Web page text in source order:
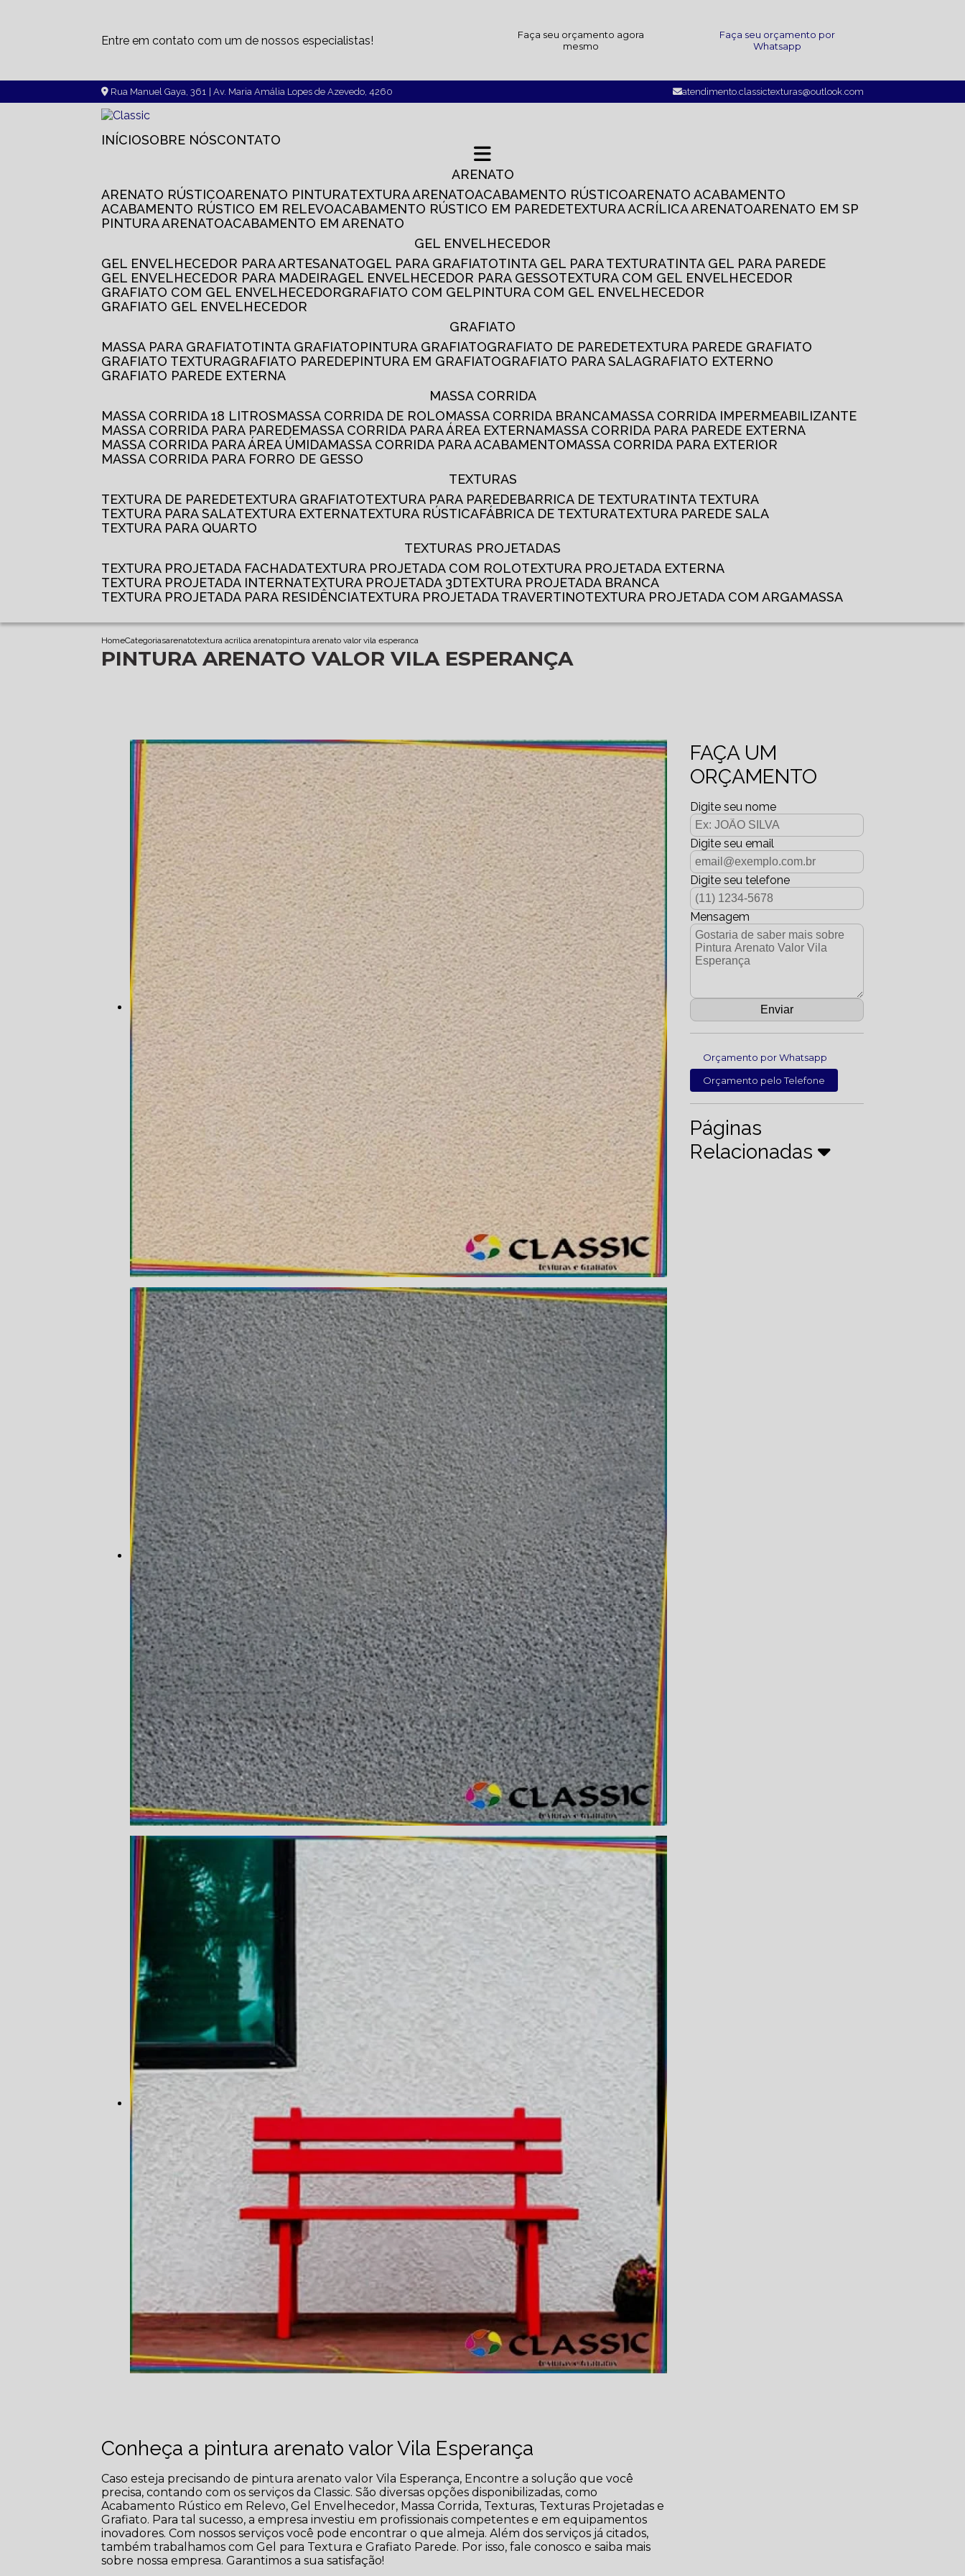
Entre em contato com um de nossos especialistas!
Faça seu orçamento agora
mesmo
Faça seu orçamento por
Whatsapp
Rua Manuel Gaya, 361 | Av. Maria Amália Lopes de Azevedo, 4260 atendimento.classictexturas@outlook.com
INÍCIO SOBRE NÓS CONTATO
ARENATO
ARENATO RÚSTICO
ARENATO PINTURA TEXTURA ARENATO ACABAMENTO RÚSTICO
ARENATO ACABAMENTO
ACABAMENTO RÚSTICO EM RELEVO
ACABAMENTO RÚSTICO EM PAREDE TEXTURA ACRÍLICA ARENATO
ARENATO EM SP
PINTURA ARENATO
ACABAMENTO EM ARENATO
GEL ENVELHECEDOR
GEL ENVELHECEDOR PARA ARTESANATO
GEL PARA GRAFIATO TINTA GEL PARA TEXTURA
TINTA GEL PARA PAREDE
GEL ENVELHECEDOR PARA MADEIRA
GEL ENVELHECEDOR PARA GESSO
TEXTURA COM GEL ENVELHECEDOR
GRAFIATO COM GEL ENVELHECEDOR
GRAFIATO COM GEL
PINTURA COM GEL ENVELHECEDOR
GRAFIATO GEL ENVELHECEDOR
GRAFIATO
MASSA PARA GRAFIATO
TINTA GRAFIATO PINTURA GRAFIATO GRAFIATO DE PAREDE
TEXTURA PAREDE GRAFIATO
GRAFIATO TEXTURA
GRAFIATO PAREDE PINTURA EM GRAFIATO GRAFIATO PARA SALA
GRAFIATO EXTERNO
GRAFIATO PAREDE EXTERNA
MASSA CORRIDA
MASSA CORRIDA 18 LITROS
MASSA CORRIDA DE ROLO MASSA CORRIDA BRANCA
MASSA CORRIDA IMPERMEABILIZANTE
MASSA CORRIDA PARA PAREDE
MASSA CORRIDA PARA ÁREA EXTERNA
MASSA CORRIDA PARA PAREDE EXTERNA
MASSA CORRIDA PARA ÁREA ÚMIDA
MASSA CORRIDA PARA ACABAMENTO
MASSA CORRIDA PARA EXTERIOR
MASSA CORRIDA PARA FORRO DE GESSO
TEXTURAS
TEXTURA DE PAREDE
TEXTURA GRAFIATO TEXTURA PARA PAREDE BARRICA DE TEXTURA
TINTA TEXTURA
TEXTURA PARA SALA
TEXTURA EXTERNA TEXTURA RÚSTICA FÁBRICA DE TEXTURA
TEXTURA PAREDE SALA
TEXTURA PARA QUARTO
TEXTURAS PROJETADAS
TEXTURA PROJETADA FACHADA
TEXTURA PROJETADA COM ROLO
TEXTURA PROJETADA EXTERNA
TEXTURA PROJETADA INTERNA
TEXTURA PROJETADA 3D
TEXTURA PROJETADA BRANCA
TEXTURA PROJETADA PARA RESIDÊNCIA
TEXTURA PROJETADA TRAVERTINO TEXTURA PROJETADA COM ARGAMASSA
HomeCategoriasarenatotextura acrilica arenatopintura arenato valor vila esperanca
PINTURA ARENATO VALOR VILA ESPERANÇA
Conheça a pintura arenato valor Vila Esperança
Caso esteja precisando de pintura arenato valor Vila Esperança, Encontre a solução que você
precisa, contando com os serviços da Classic. São diversas opções disponibilizadas, como
Acabamento Rústico em Relevo, Gel Envelhecedor, Massa Corrida, Texturas, Texturas Projetadas e
Grafiato. Para tal sucesso, a empresa investiu em profissionais competentes e em equipamentos
inovadores. Com nossos serviços você pode encontrar o que almeja. Além dos serviços já citados,
também trabalhamos com Gel para Textura e Grafiato Parede. Por isso, fale conosco e saiba mais
sobre nossa empresa. Garantimos a sua satisfação!
FAÇA UM
ORÇAMENTO
Digite seu nome
Digite seu email
Digite seu telefone
Mensagem
Orçamento por Whatsapp
Orçamento pelo Telefone
Páginas
Relacionadas